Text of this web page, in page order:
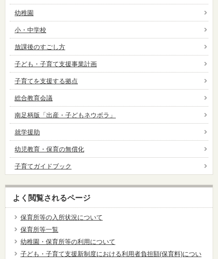
幼稚園
小・中学校
放課後のすごし方
子ども・子育て支援事業計画
子育てを支援する拠点
総合教育会議
南足柄版「出産・子どもネウボラ」
就学援助
幼児教育・保育の無償化
子育てガイドブック
よく閲覧されるページ
保育所等の入所状況について
保育所等一覧
幼稚園・保育所等の利用について
子ども・子育て支援新制度における利用者負担額(保育料)につい